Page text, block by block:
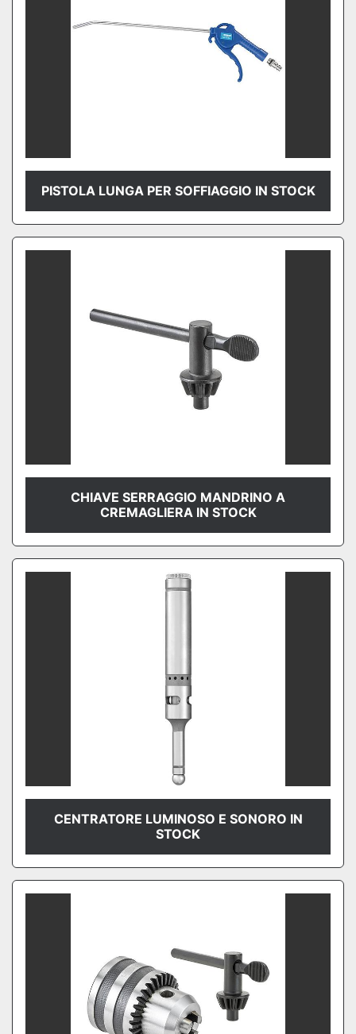
PISTOLA LUNGA PER SOFFIAGGIO IN STOCK
CHIAVE SERRAGGIO MANDRINO A
CREMAGLIERA IN STOCK
CENTRATORE LUMINOSO E SONORO IN
STOCK